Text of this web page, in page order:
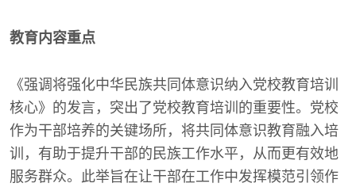
教育内容重点
《强调将强化中华民族共同体意识纳入党校教育培训
核心》的发言，突出了党校教育培训的重要性。党校
作为干部培养的关键场所，将共同体意识教育融入培
训，有助于提升干部的民族工作水平，从而更有效地
服务群众。此举旨在让干部在工作中发挥模范引领作